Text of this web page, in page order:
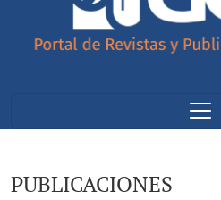
PUBLICACIONES